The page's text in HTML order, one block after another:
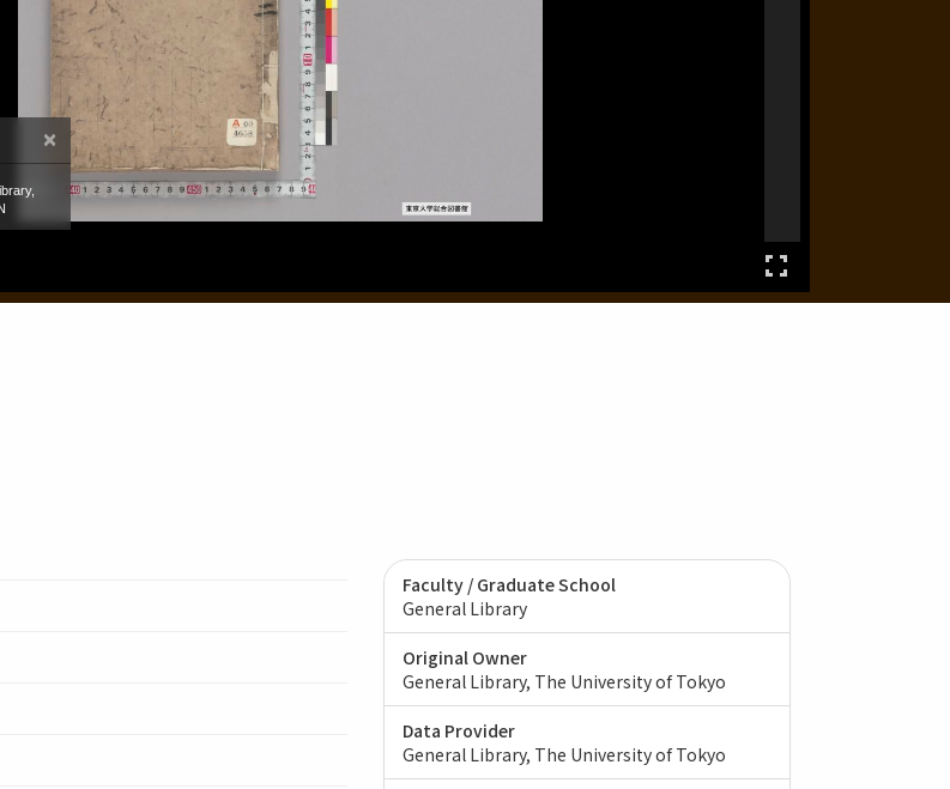
Faculty / Graduate School
General Library
Original Owner
General Library, The University of Tokyo
Data Provider
General Library, The University of Tokyo